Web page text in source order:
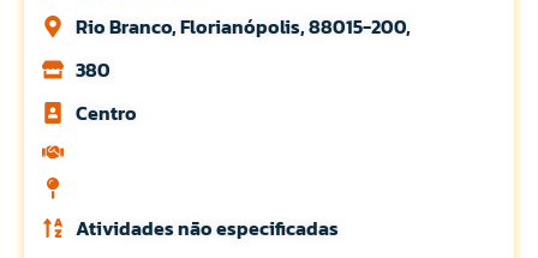
Rio Branco, Florianópolis, 88015-200,
380
Centro
Atividades não especificadas